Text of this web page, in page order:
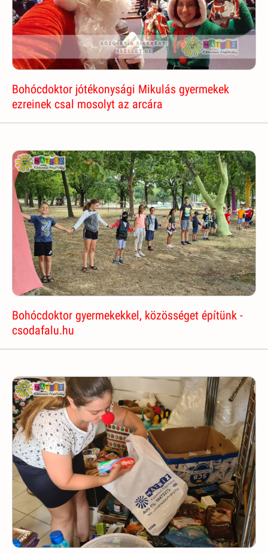
Bohócdoktor jótékonysági Mikulás gyermekek
ezreinek csal mosolyt az arcára
Bohócdoktor gyermekekkel, közösséget építünk -
csodafalu.hu